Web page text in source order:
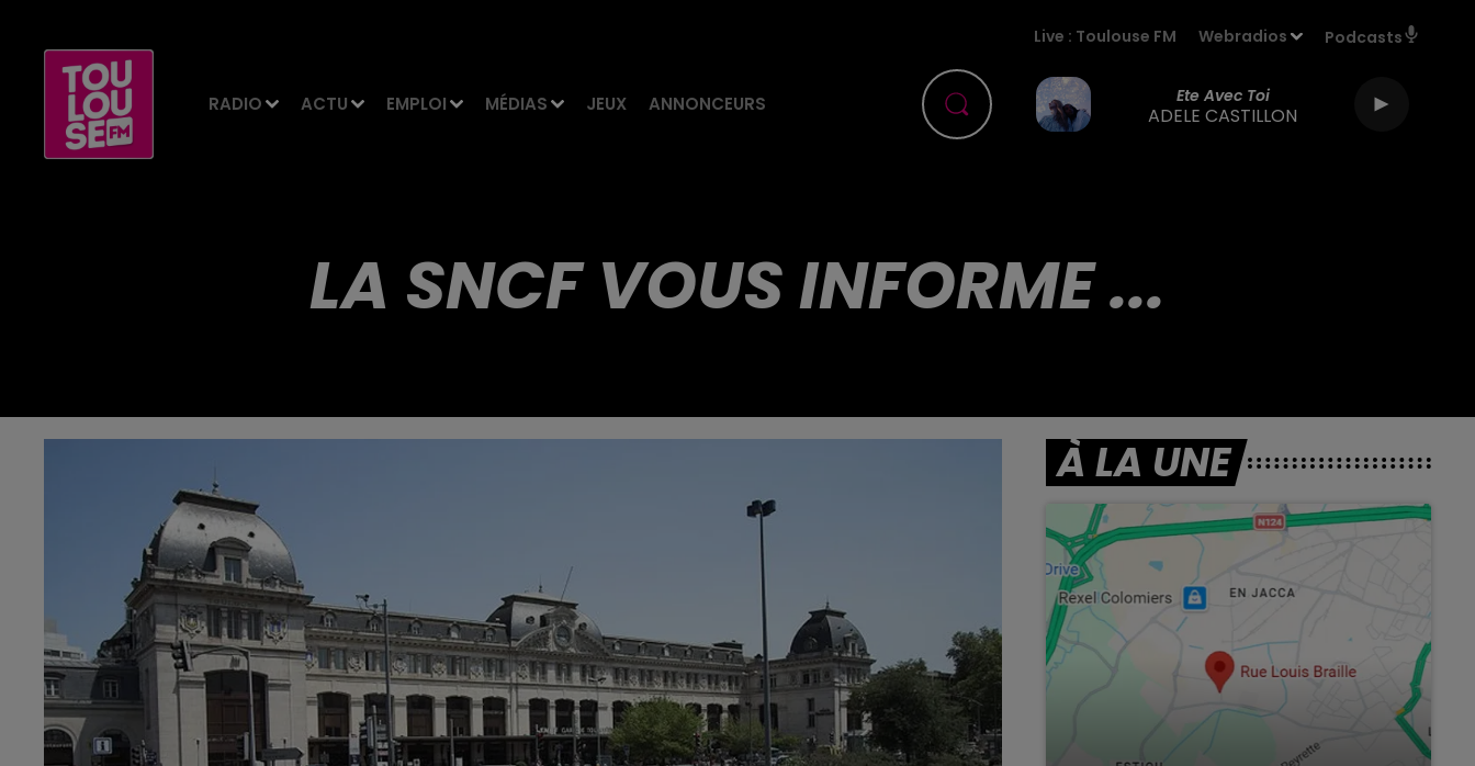
RADIO ACTU EMPLOI MÉDIAS JEUX ANNONCEURS
Live : Toulouse FM Webradios Podcasts
Ete Avec Toi
ADELE CASTILLON
LA SNCF VOUS INFORME ...
À LA UNE